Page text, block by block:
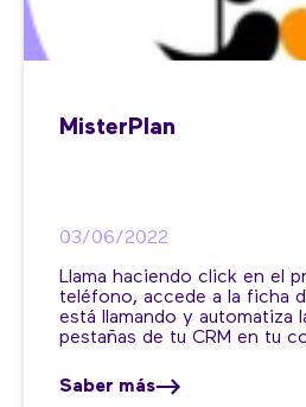
MisterPlan
03/06/2022
Llama haciendo click en el
teléfono, accede a la ficha
está llamando y automatiza
pestañas de tu CRM en tu
Saber más